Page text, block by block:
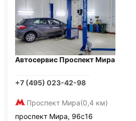
Автосервис Проспект Мира
+7 (495) 023-42-98
Проспект Мира(0,4 км)
проспект Мира, 96с16